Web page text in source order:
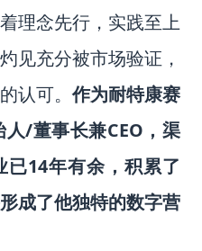
理念先行，实践至上
见充分被市场验证，
认可。作为耐特康赛
/董事长兼CEO，渠
14年有余，积累了
成了他独特的数字营